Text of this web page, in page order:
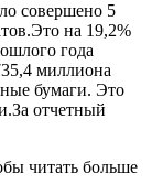
совершено 5
на 19,2%
года
миллиона
бумаги. Это
отчетный
читать больше